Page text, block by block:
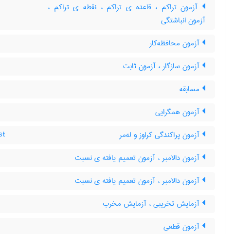
آزمون تراکم ، قاعده ی تراکم ، نقطه ی تراکم ،
آزمون انباشتگی
آزمون محافظه‌کار
آزمون سازگار ، آزمون ثابت
مسابقه
آزمون همگرایی
آزمون پراکندگی کراوز و له‌مر
آزمون دالامبر ، آزمون تعمیم یافته ی نسبت
آزمون دالامبر ، آزمون تعمیم یافته ی نسبت
آزمایش تخریبی ، آزمایش مخرب
آزمون قطعی